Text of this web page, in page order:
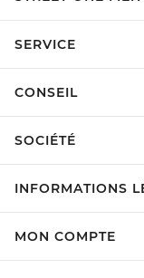
SERVICE
CONSEIL
SOCIÉTÉ
INFORMATIONS
MON COMPTE